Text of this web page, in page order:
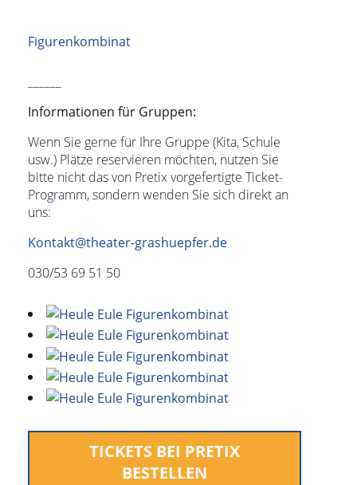
Figurenkombinat
Informationen für Gruppen:
Wenn Sie gerne für Ihre Gruppe (Kita, Schule
usw.) Plätze reservieren möchten, nutzen Sie
bitte nicht das von Pretix vorgefertigte Ticket-
Programm, sondern wenden Sie sich direkt an
uns:
Kontakt@theater-grashuepfer.de
030/53 69 51 50
TICKETS BEI PRETIX
BESTELLEN